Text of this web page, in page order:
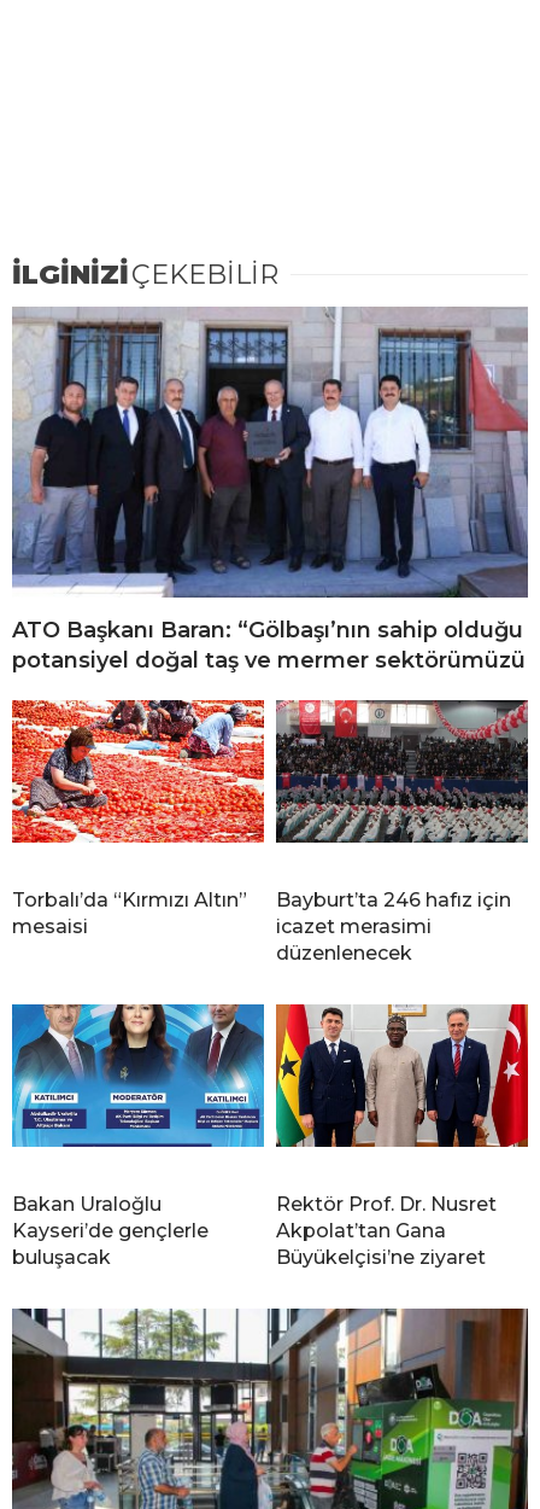
İLGİNİZİÇEKEBİLİR
ATO Başkanı Baran: “Gölbaşı’nın sahip olduğu
potansiyel doğal taş ve mermer sektörümüzü
Torbalı’da “Kırmızı Altın”
mesaisi
Bayburt’ta 246 hafız için
icazet merasimi
düzenlenecek
Bakan Uraloğlu
Kayseri’de gençlerle
buluşacak
Rektör Prof. Dr. Nusret
Akpolat’tan Gana
Büyükelçisi’ne ziyaret